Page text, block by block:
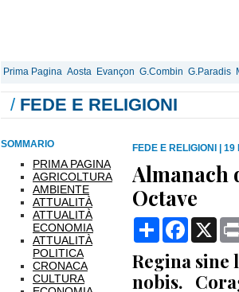
Prima Pagina Aosta Evançon G.Combin G.Paradis
/ FEDE E RELIGIONI
SOMMARIO
PRIMA PAGINA
AGRICOLTURA
AMBIENTE
ATTUALITÀ
ATTUALITÀ
ECONOMIA
ATTUALITÀ
POLITICA
CRONACA
CULTURA
FEDE E RELIGIONI 19
Almanach
Octave
Condividi X
Regina sine
nobis.